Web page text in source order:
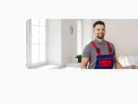
Leonding
Expressumzug